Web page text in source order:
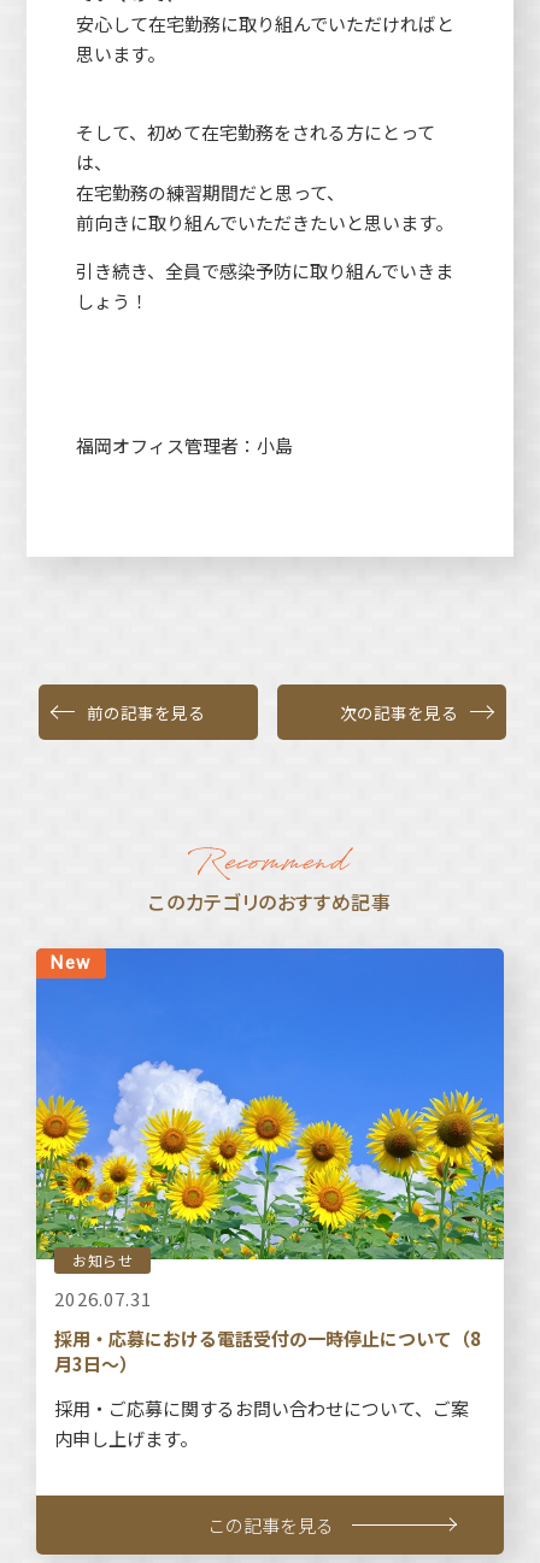
安心して在宅勤務に取り組んでいただければと
思います。
そして、初めて在宅勤務をされる方にとって
は、
在宅勤務の練習期間だと思って、
前向きに取り組んでいただきたいと思います。
引き続き、全員で感染予防に取り組んでいきま
しょう！
福岡オフィス管理者：小島
前の記事を見る 次の記事を見る
このカテゴリのおすすめ記事
お知らせ
2026.07.31
採用・応募における電話受付の一時停止について（8
月3日～）
採用・ご応募に関するお問い合わせについて、ご案
内申し上げます。
この記事を見る